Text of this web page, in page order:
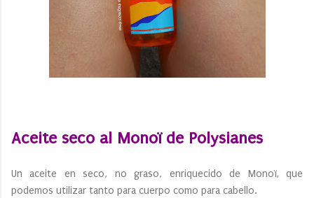
Aceite seco al Monoï de Polysianes
Un aceite en seco, no graso, enriquecido de Monoï, que
podemos utilizar tanto para cuerpo como para cabello.